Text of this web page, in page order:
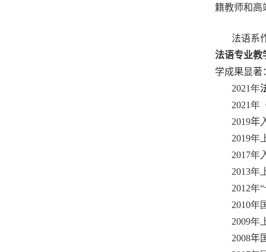
籍教师和高
法语系
法语专业教
学成果显著
2021年
2021年
2019年
2019年
2017年
2013年
2012年
2010年
2009年
2008年